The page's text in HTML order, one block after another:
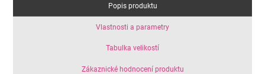
Popis produktu
Vlastnosti a parametry
Tabulka velikostí
Zákaznické hodnocení produktu